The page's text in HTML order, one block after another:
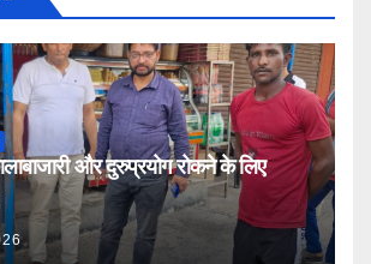
और दुरुप्रयोग रोकने के लिए